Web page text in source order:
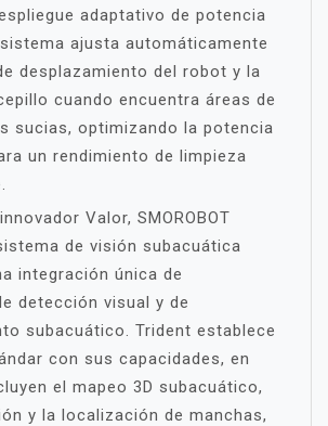
adaptativo de potencia
ajusta automáticamente
desplazamiento del robot y la
cuando encuentra áreas de
sucias, optimizando la potencia
un rendimiento de limpieza
Valor, SMOROBOT
de visión subacuática
integración única de
detección visual y de
subacuático. Trident establece
con sus capacidades, en
el mapeo 3D subacuático,
y la localización de manchas,